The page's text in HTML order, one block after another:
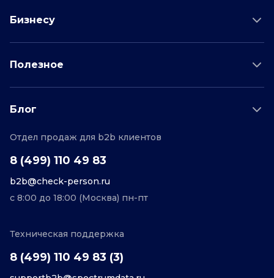
Проверка водителя
Бизнесу
Проверка по отраслям
Полезное
О проекте
Персональные данные
Блог
Редакционная политика
Отдел продаж для b2b клиентов
8 (499) 110 49 83
b2b@check-person.ru
с 8:00 до 18:00 (Москва) пн-пт
Техническая поддержка
8 (499) 110 49 83 (3)